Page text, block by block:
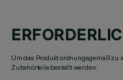
Um das Produkt ordnungsgemäß zu
Zubehörteile bestellt werden: